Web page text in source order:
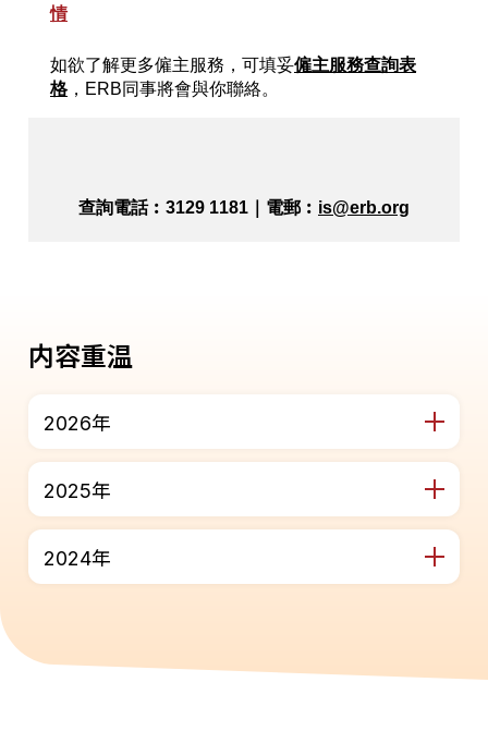
内容重温
2026年
2025年
2024年